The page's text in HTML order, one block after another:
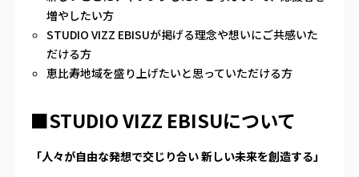
増やしたい方
STUDIO VIZZ EBISUが掲げる理念や想いにご共感いた
だける方
恵比寿地域を盛り上げたいと思っていただける方
■STUDIO VIZZ EBISUについて
「人々が自由な発想で交じり合い 新しい未来を創造する」